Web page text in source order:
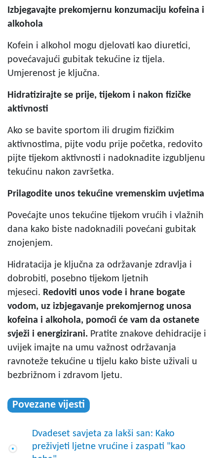
Izbjegavajte prekomjernu konzumaciju kofeina i
alkohola
Kofein i alkohol mogu djelovati kao diuretici,
povećavajući gubitak tekućine iz tijela.
Umjerenost je ključna.
Hidratizirajte se prije, tijekom i nakon fizičke
aktivnosti
Ako se bavite sportom ili drugim fizičkim
aktivnostima, pijte vodu prije početka, redovito
pijte tijekom aktivnosti i nadoknadite izgubljenu
tekućinu nakon završetka.
Prilagodite unos tekućine vremenskim uvjetima
Povećajte unos tekućine tijekom vrućih i vlažnih
dana kako biste nadoknadili povećani gubitak
znojenjem.
Hidratacija je ključna za održavanje zdravlja i
dobrobiti, posebno tijekom ljetnih
mjeseci. Redoviti unos vode i hrane bogate
vodom, uz izbjegavanje prekomjernog unosa
kofeina i alkohola, pomoći će vam da ostanete
svježi i energizirani. Pratite znakove dehidracije i
uvijek imajte na umu važnost održavanja
ravnoteže tekućine u tijelu kako biste uživali u
bezbrižnom i zdravom ljetu.
Povezane vijesti
Dvadeset savjeta za lakši san: Kako
preživjeti ljetne vrućine i zaspati "kao